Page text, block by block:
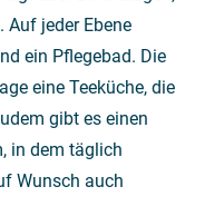
Auf jeder Ebene
ein Pflegebad. Die
eine Teeküche, die
gibt es einen
in dem täglich
Wunsch auch